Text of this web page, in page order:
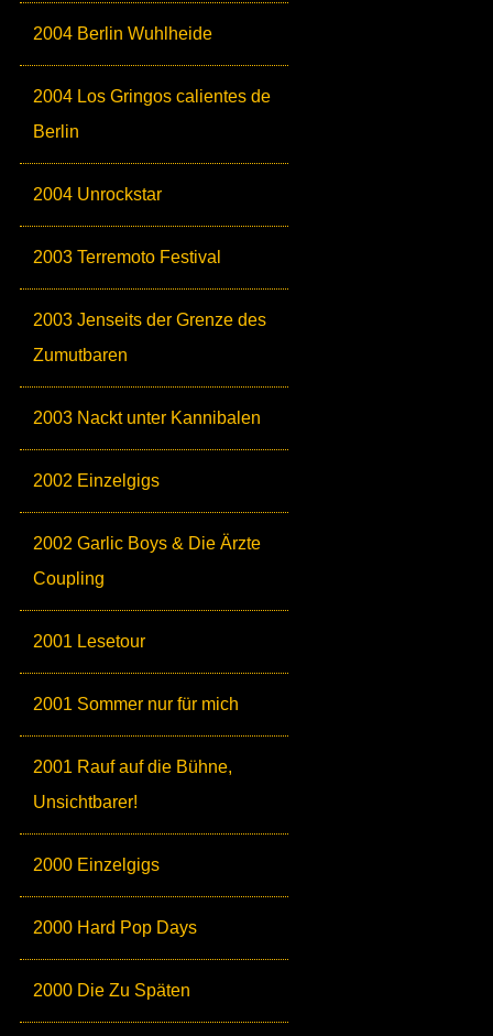
2004 Berlin Wuhlheide
2004 Los Gringos calientes de
Berlin
2004 Unrockstar
2003 Terremoto Festival
2003 Jenseits der Grenze des
Zumutbaren
2003 Nackt unter Kannibalen
2002 Einzelgigs
2002 Garlic Boys & Die Ärzte
Coupling
2001 Lesetour
2001 Sommer nur für mich
2001 Rauf auf die Bühne,
Unsichtbarer!
2000 Einzelgigs
2000 Hard Pop Days
2000 Die Zu Späten